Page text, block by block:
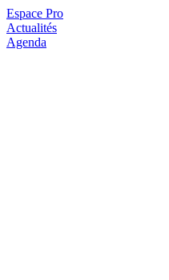
Espace Pro
Actualités
Agenda